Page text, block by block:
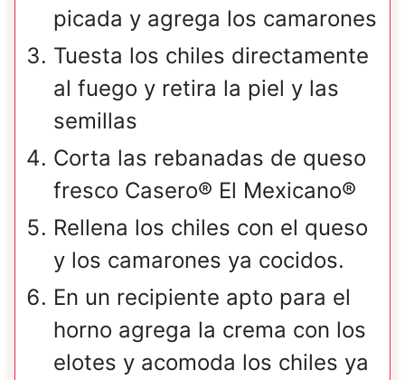
picada y agrega los camarones
Tuesta los chiles directamente
al fuego y retira la piel y las
semillas
Corta las rebanadas de queso
fresco Casero® El Mexicano®
Rellena los chiles con el queso
y los camarones ya cocidos.
En un recipiente apto para el
horno agrega la crema con los
elotes y acomoda los chiles ya